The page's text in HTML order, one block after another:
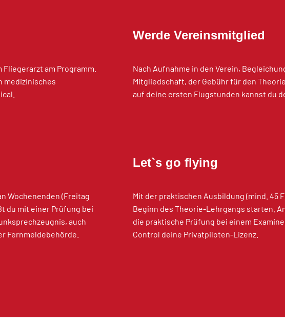
am Programm.
medizinisches
Werde Vereinsmitglied
Nach Aufnahme in den Verein,
Mitgliedschaft, der Gebühr für den
auf deine ersten Flugstunden kannst du
Wochenenden (Freitag
du mit einer Prüfung bei
auch
Fernmeldebehörde.
Let`s go flying
Mit der praktischen Ausbildung (mind. 45
Beginn des Theorie-Lehrgangs starten.
die praktische Prüfung bei einem
Control deine Privatpiloten-Lizenz.